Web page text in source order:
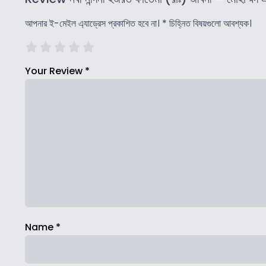
আপনার ই-মেইল এ্যাড্রেস প্রকাশিত হবে না। * চিহ্নিত বিষয়গুলো আবশ্যক।
Your Review *
Name *